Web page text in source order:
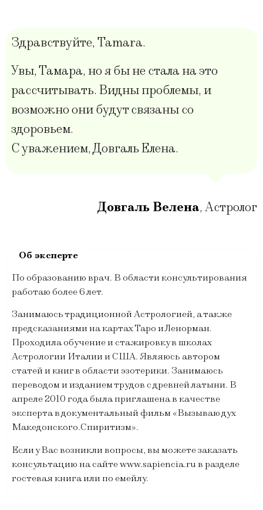
Здравствуйте, Tamara.
Увы, Тамара, но я бы не стала на это
рассчитывать. Видны проблемы, и
возможно они будут связаны со
здоровьем.
С уважением, Довгаль Елена.
Довгаль Велена,Астролог
По образованию врач. В области консультирования
работаю более 6 лет.
Занимаюсь традиционной Астрологией, а также
предсказаниями на картах Таро и Ленорман.
Проходила обучение и стажировку в школах
Астрологии Италии и США. Являюсь автором
статей и книг в области эзотерики. Занимаюсь
переводом и изданием трудов с древней латыни. В
апреле 2010 года была приглашена в качестве
эксперта в документальный фильм «Вызываю дух
Македонского.Спиритизм».
Если у Вас возникли вопросы, вы можете заказать
консультацию на сайте www.sapiencia.ru в разделе
гостевая книга или по емейлу.